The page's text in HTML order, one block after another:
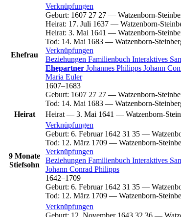
Ehefrau
Verknüpfungen
Geburt: 1607 27 27 — Watzenborn-
Heirat: 17. Juli 1637 — Watzenborn-
Heirat: 3. Mai 1641 — Watzenborn-
Tod: 14. Mai 1683 — Watzenborn-
Verknüpfungen
Beziehungen Familienbuch Interaktives
Ehepartner Johannes Philipps Johann
Maria Euler
1607–1683
Geburt: 1607 27 27 — Watzenborn-
Tod: 14. Mai 1683 — Watzenborn-
Heirat
Heirat — 3. Mai 1641 — Watzenborn-
9 Monate
Stiefsohn
Verknüpfungen
Geburt: 6. Februar 1642 31 35 —
Tod: 12. März 1709 — Watzenborn-
Verknüpfungen
Beziehungen Familienbuch Interaktives
Johann Conrad Philipps
1642–1709
Geburt: 6. Februar 1642 31 35 —
Tod: 12. März 1709 — Watzenborn-
Verknüpfungen
Geburt: 12. November 1643 32 36 —